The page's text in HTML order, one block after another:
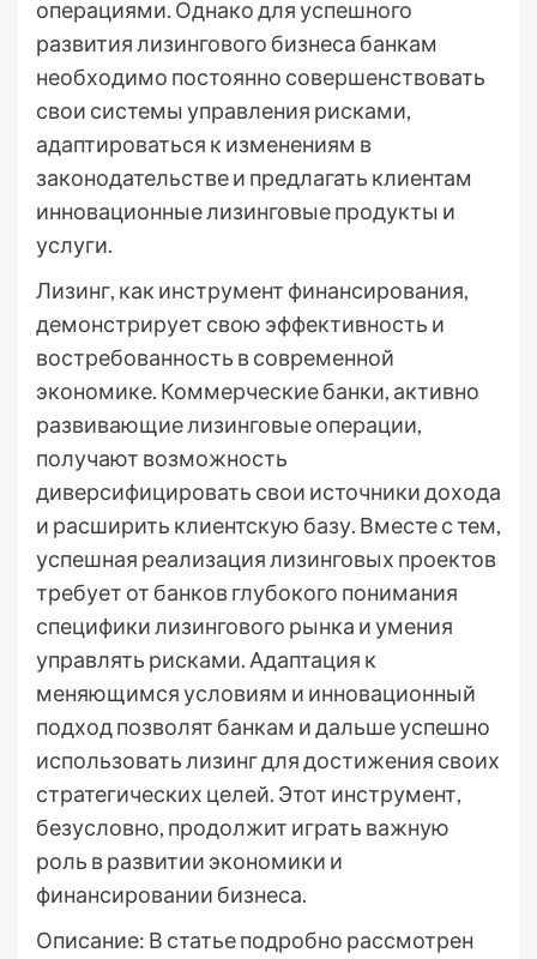
операциями. Однако для успешного
развития лизингового бизнеса банкам
необходимо постоянно совершенствовать
свои системы управления рисками,
адаптироваться к изменениям в
законодательстве и предлагать клиентам
инновационные лизинговые продукты и
услуги.
Лизинг, как инструмент финансирования,
демонстрирует свою эффективность и
востребованность в современной
экономике. Коммерческие банки, активно
развивающие лизинговые операции,
получают возможность
диверсифицировать свои источники дохода
и расширить клиентскую базу. Вместе с тем,
успешная реализация лизинговых проектов
требует от банков глубокого понимания
специфики лизингового рынка и умения
управлять рисками. Адаптация к
меняющимся условиям и инновационный
подход позволят банкам и дальше успешно
использовать лизинг для достижения своих
стратегических целей. Этот инструмент,
безусловно, продолжит играть важную
роль в развитии экономики и
финансировании бизнеса.
Описание: В статье подробно рассмотрен